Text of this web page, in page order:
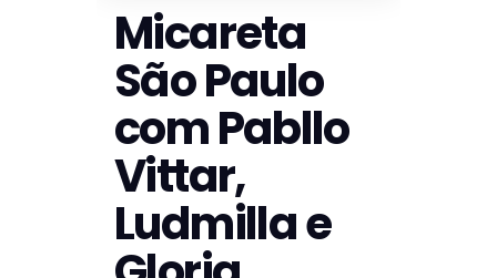
Micareta
São Paulo
com Pabllo
Vittar,
Ludmilla e